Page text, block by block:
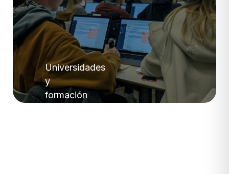
Universidades
y
formación